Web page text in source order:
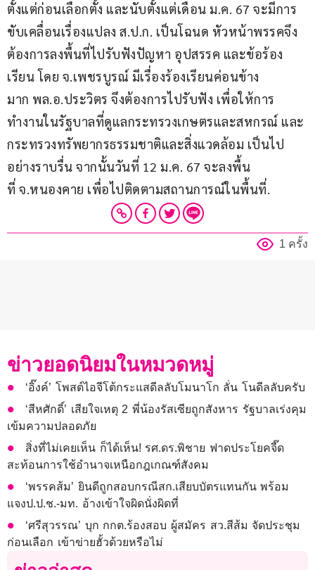
ตั้งแต่ก่อนเลือกตั้ง และนับตั้งแต่เดือน ม.ค. 67 จะมีการ
ขับเคลื่อนเรื่องแปลง ส.ป.ก. เป็นโฉนด หัวหน้าพรรคจึง
ต้องการลงพื้นที่ไปรับฟังปัญหา อุปสรรค และข้อร้อง
เรียน โดย จ.เพชรบูรณ์ มีเรื่องร้องเรียนค่อนข้าง
มาก พล.อ.ประวิตร จึงต้องการไปรับฟัง เพื่อให้การ
ทำงานในรัฐบาลที่ดูแลกระทรวงเกษตรและสหกรณ์ และ
กระทรวงทรัพยากรธรรมชาติและสิ่งแวดล้อม เป็นไป
อย่างราบรื่น จากนั้นวันที่ 12 ม.ค. 67 จะลงพื้น
ที่ จ.หนองคาย เพื่อไปติดตามสถานการณ์ในพื้นที่.
1 ครั้ง
ข่าวยอดนิยมในหมวดหมู่
‘อิ๊งค์’ โพสต์ไอจีโต้กระแสดีลลับโมนาโก ลั่น โนดีลลับครับ
‘สีหศักดิ์’ เสียใจเหตุ 2 พี่น้องรัสเซียถูกสังหาร รัฐบาลเร่งคุม
เข้มความปลอดภัย
สิ่งที่ไม่เคยเห็น ก็ได้เห็น! รศ.ดร.พิชาย ฟาดประโยคจี๊ด
สะท้อนการใช้อำนาจเหนือกฎเกณฑ์สังคม
‘พรรคส้ม’ ยินดีถูกสอบกรณีสก.เสียบบัตรแทนกัน พร้อม
แจงป.ป.ช.-มท. อ้างเข้าใจผิดนั่งผิดที่
‘ศรีสุวรรณ’ บุก กกต.ร้องสอบ ผู้สมัคร สว.สีส้ม จัดประชุม
ก่อนเลือก เข้าข่ายฮั้วด้วยหรือไม่